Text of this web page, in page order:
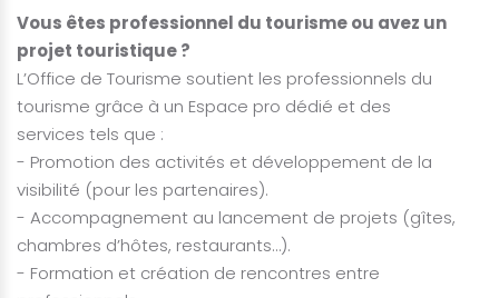
Vous êtes professionnel du tourisme ou avez un
projet touristique ?
L’Office de Tourisme soutient les professionnels du
tourisme grâce à un Espace pro dédié et des
services tels que :
- Promotion des activités et développement de la
visibilité (pour les partenaires).
- Accompagnement au lancement de projets (gîtes,
chambres d’hôtes, restaurants…).
- Formation et création de rencontres entre